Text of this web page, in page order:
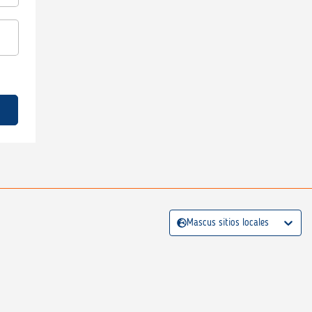
Mascus sitios locales